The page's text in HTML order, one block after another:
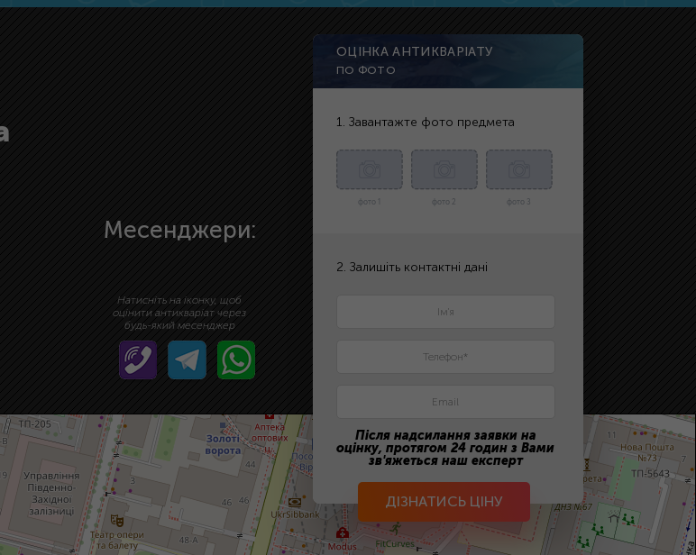
Месенджери:
Натисніть на іконку, щоб
оцінити антикваріат через
будь-який месенджер
ОЦІНКА АНТИКВАРІАТУ
ПО ФОТО
1. Завантажте фото предмета
фото 1 фото 2 фото 3
2. Залишіть контактні дані
Після надсилання заявки на
оцінку, протягом 24 годин з Вами
зв'яжеться наш експерт
ДІЗНАТИСЬ ЦІНУ